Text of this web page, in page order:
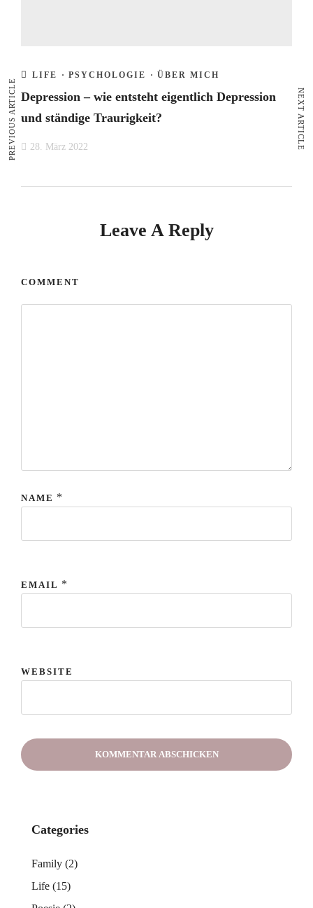
LIFE · PSYCHOLOGIE · ÜBER MICH
Depression – wie entsteht eigentlich Depression
und ständige Traurigkeit?
28. März 2022
Leave A Reply
COMMENT
NAME *
EMAIL *
WEBSITE
PREVIOUS ARTICLE NEXT ARTICLE
Categories
Family (2)
Life (15)